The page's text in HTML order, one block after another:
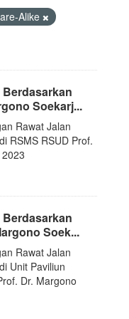
Alike
Soekarj...
Rawat Jalan
RSMS RSUD Prof.
Soek...
Rawat Jalan
Unit Paviliun
Dr. Margono